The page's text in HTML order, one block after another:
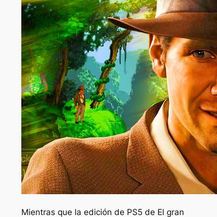
Mientras que la edición de PS5 de El gran